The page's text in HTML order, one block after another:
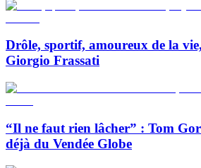
Drôle, sportif, amoureux de la
Giorgio Frassati
“Il ne faut rien lâcher” : Tom
déjà du Vendée Globe